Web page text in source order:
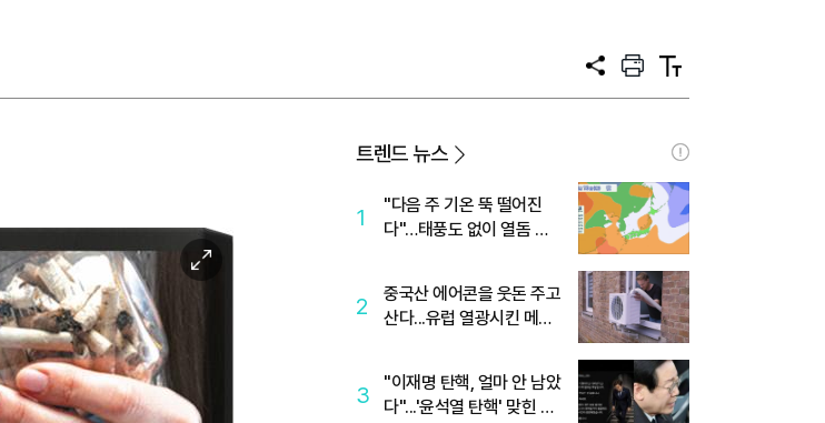
공
프
트
텍
트
이
미
트렌드 뉴스
1
"다음 주 기온 뚝 떨어진
다"…태풍도 없이 열돔 박
2
중국산 에어콘을 웃돈 주고
산다...유럽 열광시킨 메이
3
"이재명 탄핵, 얼마 안 남았
다"...'윤석열 탄핵' 맞힌 무